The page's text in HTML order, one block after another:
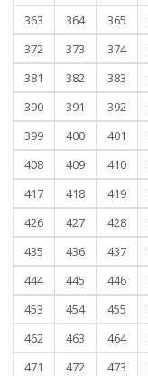
363
364 365
372
373 374
381
382 383
390
391 392
399
400 401
408
409 410
417
418 419
426
427 428
435
436 437
444
445 446
453
454 455
462
463 464
471
472 473